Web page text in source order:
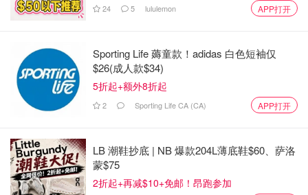
车技好的强烈建议租jeep，拉风啊！！！
有洁癖的建议带呼吸嘴，其它浮潜装备的租很方便，水
性好的根本不需要带脚蹼，比如我队友～
行李空间有限的基本可以不用带洗漱用品，因为哪哪都
我们的行程比较懒散，share给大家。
Day 1:上午飞机落地，下午在Kihei附近的Kamaole Beach
24 5 lululemon APP打开
Sporting Life 薅童款！adidas 白色短袖仅
$26(成人款$34)
5折起+额外8折起
2 Sporting Life CA (CA) APP打开
LB 潮鞋抄底 | NB 爆款204L薄底鞋$60、萨洛
蒙$75
2折起+再减$10+免邮！昂跑参加